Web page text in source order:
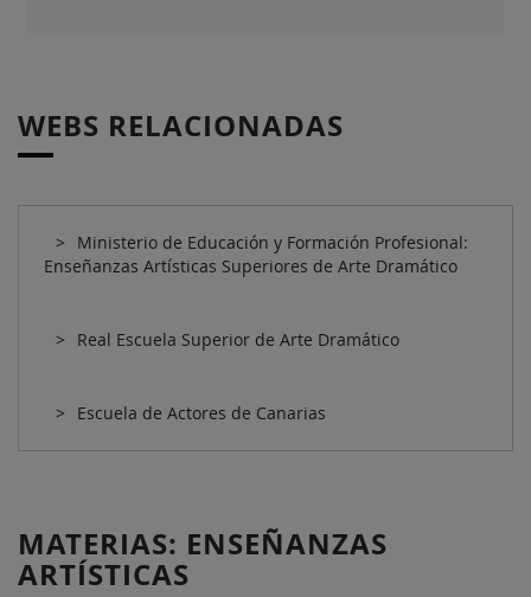
WEBS RELACIONADAS
Ministerio de Educación y Formación Profesional:
Enseñanzas Artísticas Superiores de Arte Dramático
Real Escuela Superior de Arte Dramático
Escuela de Actores de Canarias
MATERIAS: ENSEÑANZAS
ARTÍSTICAS